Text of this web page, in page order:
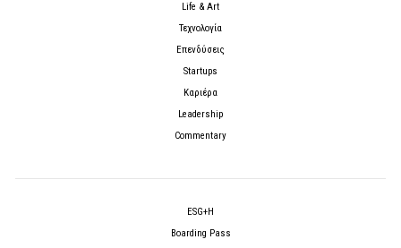
Life & Art
Τεχνολογία
Επενδύσεις
Startups
Καριέρα
Leadership
Commentary
ESG+H
Boarding Pass